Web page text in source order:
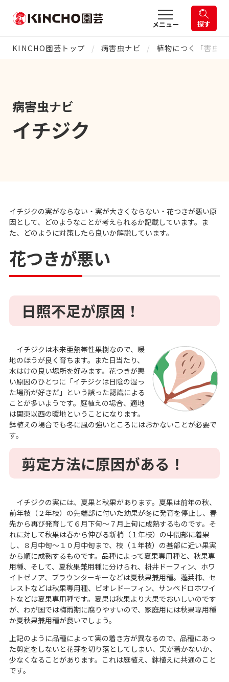
メニュー 探す
KINCHO園芸トップ 病害虫ナビ 植物につく「害虫
病害虫ナビ
イチジク
イチジクの実がならない・実が大きくならない・花つきが悪い原
因として、どのようなことが考えられるか記載しています。ま
た、どのように対策したら良いか解説しています。
花つきが悪い
日照不足が原因！
イチジクは本来亜熱帯性果樹なので、暖
地のほうが良く育ちます。また日当たり、
水はけの良い場所を好みます。花つきが悪
い原因のひとつに「イチジクは日陰の湿っ
た場所が好きだ」という誤った認識による
ことが多いようです。庭植えの場合、適地
は関東以西の暖地ということになります。
鉢植えの場合でも冬に風の強いところにはおかないことが必要で
す。
剪定方法に原因がある！
イチジクの実には、夏果と秋果があります。夏果は前年の秋、
前年枝（２年枝）の先端部に付いた幼果が冬に発育を停止し、春
先から再び発育して６月下旬～７月上旬に成熟するものです。そ
れに対して秋果は春から伸びる新梢（１年枝）の中間部に着果
し、８月中旬～１０月中旬まで、枝（１年枝）の基部に近い果実
から順に成熟するものです。品種によって夏果専用種と、秋果専
用種、そして、夏秋果兼用種に分けられ、枡井ドーフィン、ホワ
イトゼノア、ブラウンターキーなどは夏秋果兼用種。蓬莱柿、セ
レストなどは秋果専用種、ビオレドーフィン、サンペドロホワイ
トなどは夏果専用種です。夏果は秋果より大果でおいしいのです
が、わが国では梅雨期に腐りやすいので、家庭用には秋果専用種
か夏秋果兼用種が良いでしょう。
上記のように品種によって実の着き方が異なるので、品種にあっ
た剪定をしないと花芽を切り落としてしまい、実が着かないか、
少なくなることがあります。これは庭植え、鉢植えに共通のこと
です。